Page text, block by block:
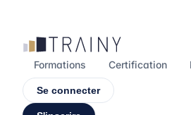
Formations Certification
Se connecter